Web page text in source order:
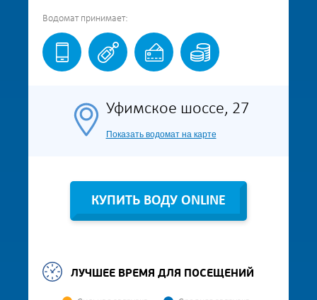
Водомат принимает:
Уфимское шоссе, 27
Показать водомат на карте
КУПИТЬ ВОДУ ONLINE
ЛУЧШЕЕ ВРЕМЯ ДЛЯ ПОСЕЩЕНИЙ